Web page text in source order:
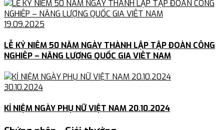
19.09.2025
LỄ KỶ NIÊM 50 NĂM NGÀY THÀNH LẬP TẬP ĐOÀN CÔNG
NGHIÊP – NĂNG LƯỢNG QUỐC GIA VIÊT NAM
30.10.2024
KỈ NIỆM NGÀY PHỤ NỮ VIỆT NAM 20.10.2024